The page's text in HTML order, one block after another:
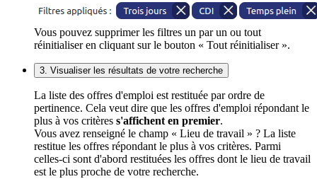
Vous pouvez supprimer les filtres un par un ou tout
réinitialiser en cliquant sur le bouton « Tout réinitialiser ».
3. Visualiser les résultats de votre recherche
La liste des offres d'emploi est restituée par ordre de
pertinence. Cela veut dire que les offres d'emploi répondant le
plus à vos critères s'affichent en premier.
Vous avez renseigné le champ « Lieu de travail » ? La liste
restitue les offres répondant le plus à vos critères. Parmi
celles-ci sont d'abord restituées les offres dont le lieu de travail
est le plus proche de votre recherche.